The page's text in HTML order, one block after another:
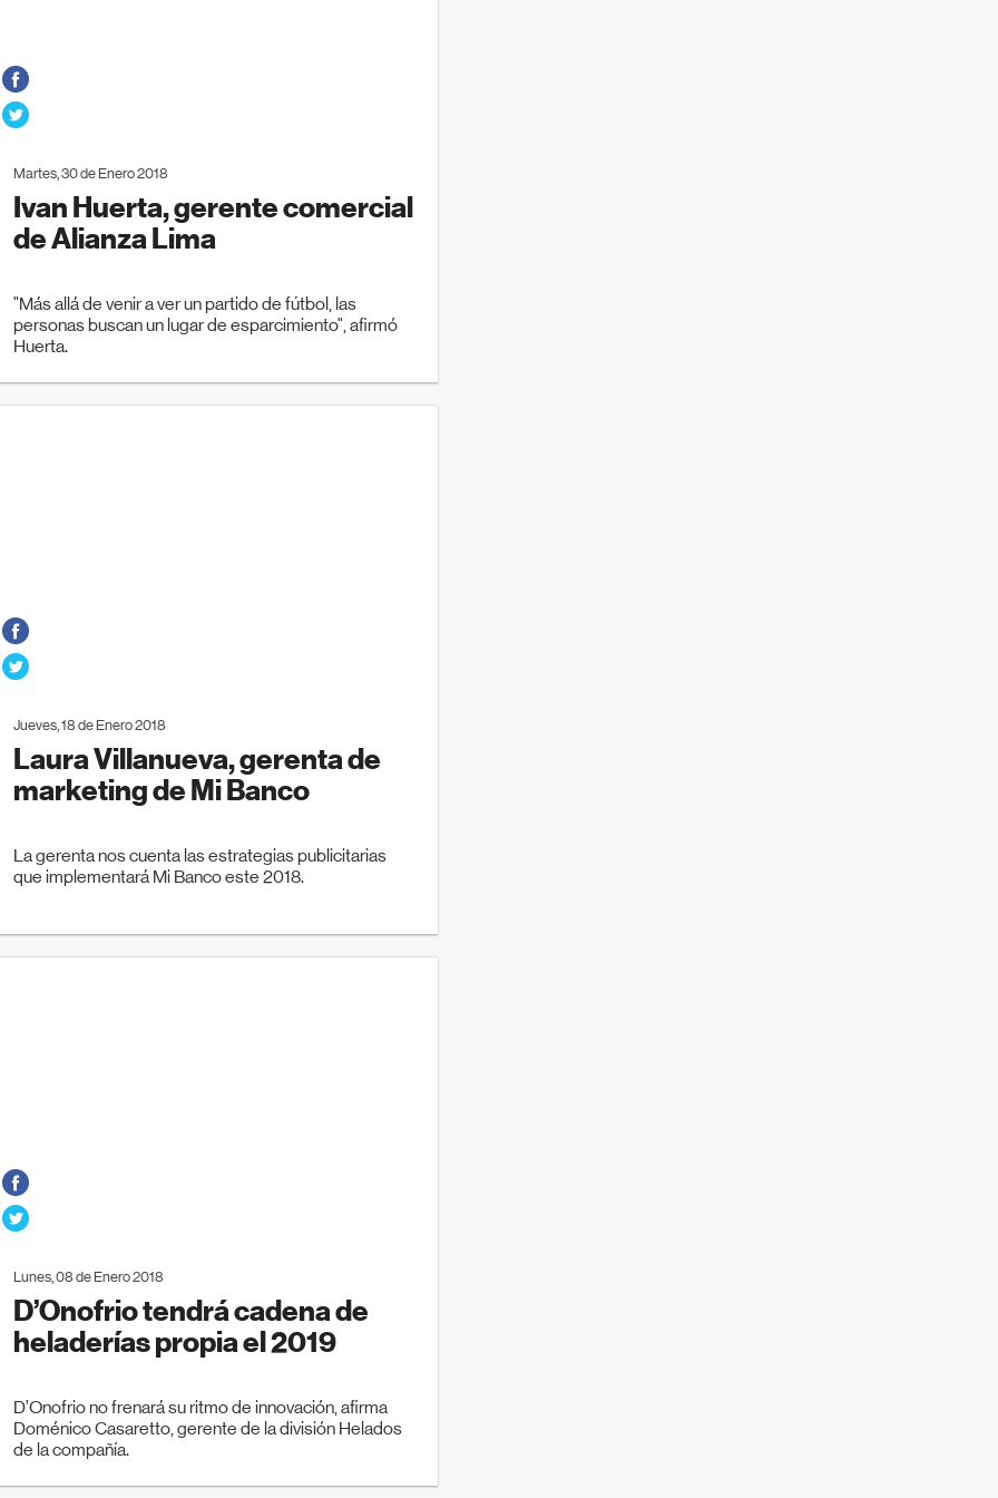
Martes, 30 de Enero 2018
Ivan Huerta, gerente comercial
de Alianza Lima
"Más allá de venir a ver un partido de fútbol, las
personas buscan un lugar de esparcimiento", afirmó
Huerta.
Jueves, 18 de Enero 2018
Laura Villanueva, gerenta de
marketing de Mi Banco
La gerenta nos cuenta las estrategias publicitarias
que implementará Mi Banco este 2018.
Lunes, 08 de Enero 2018
D’Onofrio tendrá cadena de
heladerías propia el 2019
D’Onofrio no frenará su ritmo de innovación, afirma
Doménico Casaretto, gerente de la división Helados
de la compañía.